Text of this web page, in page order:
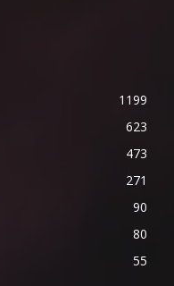
1199
623
473
271
90
80
55